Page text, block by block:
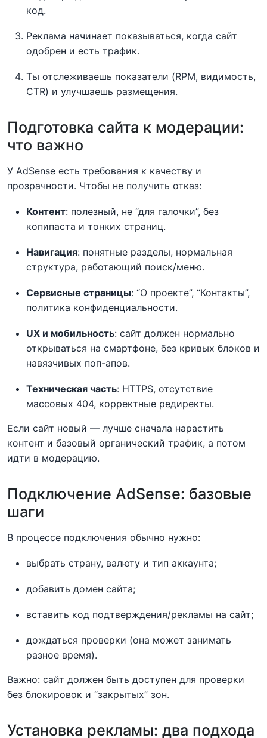
код.
Реклама начинает показываться, когда сайт
одобрен и есть трафик.
Ты отслеживаешь показатели (RPM, видимость,
CTR) и улучшаешь размещения.
Подготовка сайта к модерации:
что важно
У AdSense есть требования к качеству и
прозрачности. Чтобы не получить отказ:
Контент: полезный, не “для галочки”, без
копипаста и тонких страниц.
Навигация: понятные разделы, нормальная
структура, работающий поиск/меню.
Сервисные страницы: “О проекте”, “Контакты”,
политика конфиденциальности.
UX и мобильность: сайт должен нормально
открываться на смартфоне, без кривых блоков и
навязчивых поп-апов.
Техническая часть: HTTPS, отсутствие
массовых 404, корректные редиректы.
Если сайт новый — лучше сначала нарастить
контент и базовый органический трафик, а потом
идти в модерацию.
Подключение AdSense: базовые
шаги
В процессе подключения обычно нужно:
выбрать страну, валюту и тип аккаунта;
добавить домен сайта;
вставить код подтверждения/рекламы на сайт;
дождаться проверки (она может занимать
разное время).
Важно: сайт должен быть доступен для проверки
без блокировок и “закрытых” зон.
Установка рекламы: два подхода